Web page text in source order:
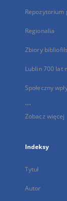
Repozytorium
Regionalia
Zbiory
Lublin 700 lat
Społeczny
...
Zobacz więcej
Indeksy
Tytuł
Autor